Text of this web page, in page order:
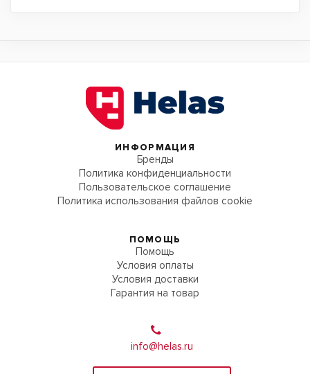
ИНФОРМАЦИЯ
Бренды
Политика конфиденциальности
Пользовательское соглашение
Политика использования файлов cookie
ПОМОЩЬ
Помощь
Условия оплаты
Условия доставки
Гарантия на товар
info@helas.ru